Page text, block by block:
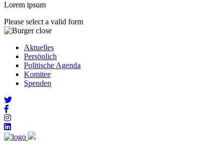
Lorem ipsum
Please select a valid form
Aktuelles
Persönlich
Politische Agenda
Komitee
Spenden